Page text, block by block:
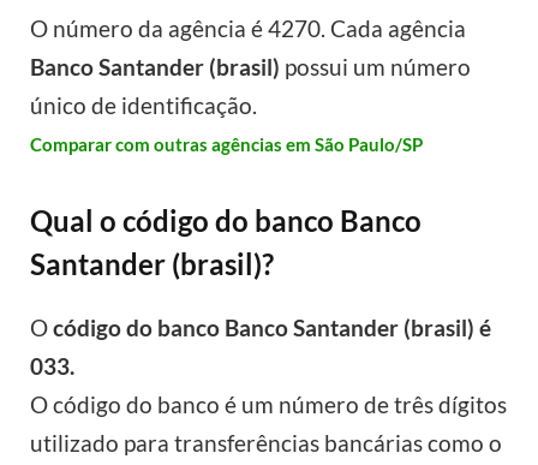
O número da agência é 4270. Cada agência
Banco Santander (brasil) possui um número
único de identificação.
Comparar com outras agências em São Paulo/SP
Qual o código do banco Banco
Santander (brasil)?
Ocódigo do banco Banco Santander (brasil) é
033.
O código do banco é um número de três dígitos
utilizado para transferências bancárias como o